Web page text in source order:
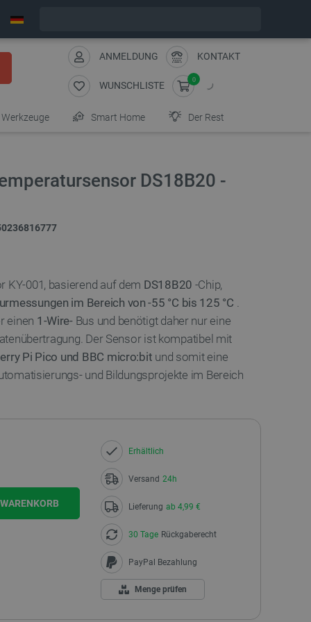
ANMELDUNG KONTAKT
WUNSCHLISTE
0
Werkzeuge Smart Home Der Rest
DS18B20 -
KY-001, basierend auf dem DS18B20 -Chip,
im Bereich von -55 °C bis 125 °C .
einen 1-Wire-Bus und benötigt daher nur eine
Der Sensor ist kompatibel mit
Pi Pico und BBC micro:bit und somit eine
und Bildungsprojekte im Bereich
Erhältlich
Versand 24h
Lieferung ab 4,99 €
30 Tage Rückgaberecht
PayPal Bezahlung
Menge prüfen